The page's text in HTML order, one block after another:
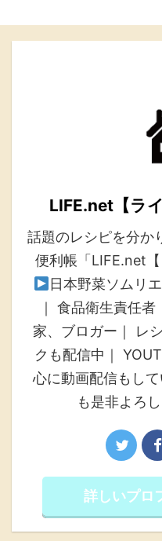
LIFE.net【ラ
話題のレシピを分か
便利帳「LIFE.net【
日本野菜ソムリ
｜ 食品衛生責任
家、ブロガー｜ レ
クも配信中｜
心に動画配信もし
も是非よろ
詳しいプロ